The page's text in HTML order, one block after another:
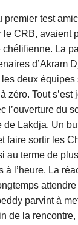
premier test
le CRB, avaient
La
d’Akram
deux
zéro. Tout s’est
l’ouverture du
de Lakdja. Un
faire sortir les
au terme de
à l’heure. La
parvint à
de la